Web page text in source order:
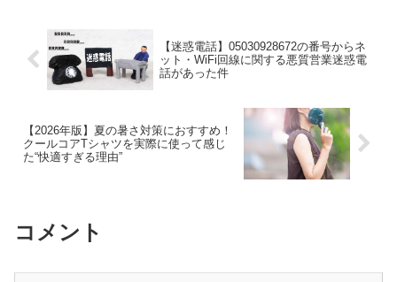
【迷惑電話】05030928672の番号からネ
ット・WiFi回線に関する悪質営業迷惑電
話があった件
【2026年版】夏の暑さ対策におすすめ！
クールコアTシャツを実際に使って感じ
た“快適すぎる理由”
コメント